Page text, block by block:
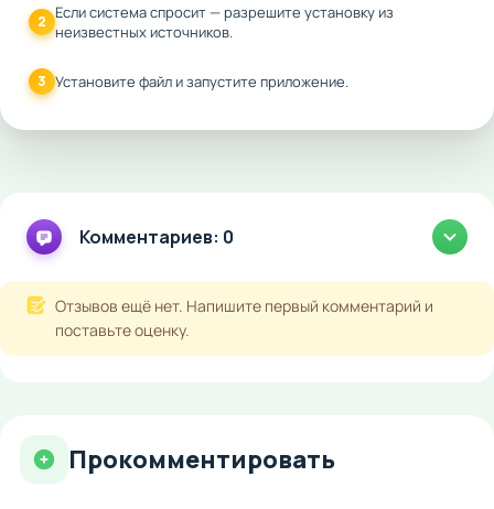
2 Если система спросит — разрешите установку из
неизвестных источников.
3 Установите файл и запустите приложение.
Комментариев: 0
Отзывов ещё нет. Напишите первый комментарий и
поставьте оценку.
Прокомментировать